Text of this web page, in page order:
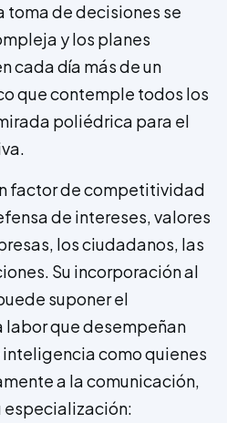
toma de de­cisiones se
y los planes
cada día más de un
que contemple todos los
poliédrica para el
factor de competitividad
de intereses, valores
los ciudadanos, las
Su incorporación al
suponer el
que desempeñan
como quienes
a la comunicación,
especialización: